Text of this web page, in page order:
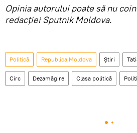
Opinia autorului poate să nu
redacţiei Sputnik Moldova.
Politică Republica Moldova Știri
Circ Dezamăgire Clasa politică